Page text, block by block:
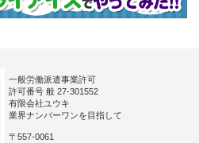
一般労働派遣事業許可
許可番号 般 27-301552
有限会社ユウキ
業界ナンバーワンを目指して
〒557-0061